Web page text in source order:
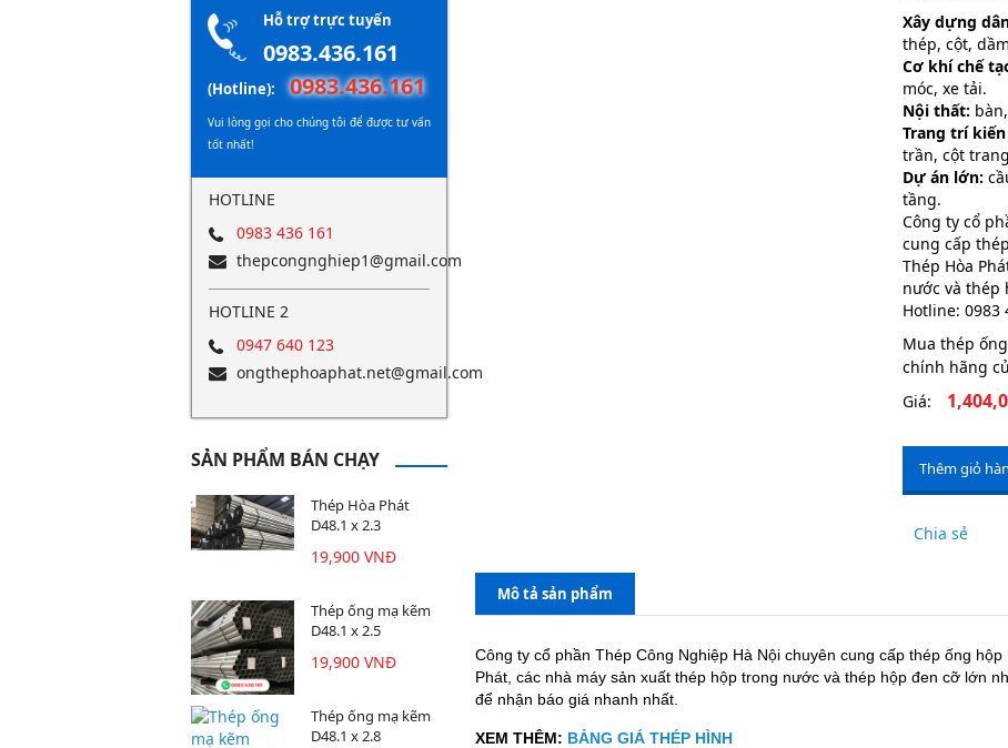
Hỗ trợ trực tuyến
0983.436.161
(Hotline): 0983.436.161
Vui lòng gọi cho chúng tôi để được tư vấn
tốt nhất!
HOTLINE
0983 436 161
thepcongnghiep1@gmail.com
HOTLINE 2
0947 640 123
ongthephoaphat.net@gmail.com
SẢN PHẨM BÁN CHẠY
Thép Hòa Phát
D48.1 x 2.3
19,900 VNĐ
Thép ống mạ kẽm
D48.1 x 2.5
19,900 VNĐ
Thép ống mạ kẽm
D48.1 x 2.8
Xây dựng
thép, cột,
Cơ khí chế
móc, xe tải.
Nội thất:
Trang trí
trần, cột
Dự án lớn:
tầng.
Công ty cổ
cung cấp
Thép Hòa
nước và thép
Hotline: 0983
Mua thép
chính hãng
Giá:
Thêm giỏ
Chia sẻ
Mô tả sản phẩm
Công ty cổ phần Thép Công Nghiệp Hà Nội chuyên cung cấp thép ống
Phát, các nhà máy sản xuất thép hộp trong nước và thép hộp đen cỡ lớn
để nhận báo giá nhanh nhất.
XEM THÊM: BẢNG GIÁ THÉP HÌNH